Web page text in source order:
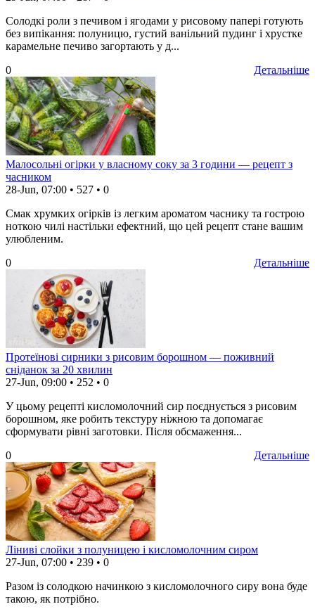
Солодкі роли з печивом і ягодами у рисовому папері готують
без випікання: полуницю, густий ванільний пудинг і хрустке
карамельне печиво загортають у д...
Детальніше
0
Малосольні огірки у власному соку за 3 години — рецепт з
часником
28-Jun, 07:00 • 527 • 0
Смак хрумких огірків із легким ароматом часнику та гострою
ноткою чилі настільки ефектний, що цей рецепт стане вашим
улюбленим.
Детальніше
0
Протеїнові сирники з рисовим борошном — поживний
сніданок за 20 хвилин
27-Jun, 09:00 • 252 • 0
У цьому рецепті кисломолочний сир поєднується з рисовим
борошном, яке робить текстуру ніжною та допомагає
сформувати рівні заготовки. Після обсмаження...
Детальніше
0
Ліниві слойки з полуницею і кисломолочним сиром
27-Jun, 07:00 • 239 • 0
Разом із солодкою начинкою з кисломолочного сиру вона буде
такою, як потрібно.